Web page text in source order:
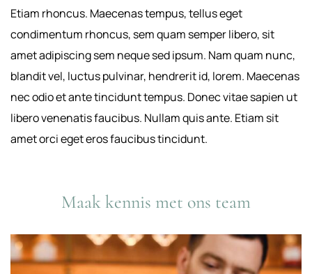
Etiam rhoncus. Maecenas tempus, tellus eget
condimentum rhoncus, sem quam semper libero, sit
amet adipiscing sem neque sed ipsum. Nam quam nunc,
blandit vel, luctus pulvinar, hendrerit id, lorem. Maecenas
nec odio et ante tincidunt tempus. Donec vitae sapien ut
libero venenatis faucibus. Nullam quis ante. Etiam sit
amet orci eget eros faucibus tincidunt.
Maak kennis met ons team